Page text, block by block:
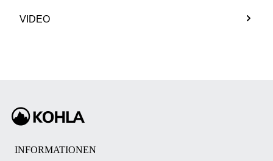
VIDEO
INFORMATIONEN